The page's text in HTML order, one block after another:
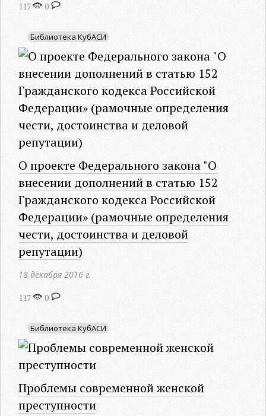
117 0
Библиотека КубАСИ
О проекте Федерального закона "О
внесении дополнений в статью 152
Гражданского кодекса Российской
Федерации» (рамочные определения
чести, достоинства и деловой
репутации)
18 декабря 2016 г.
117 0
Библиотека КубАСИ
Проблемы современной женской
преступности